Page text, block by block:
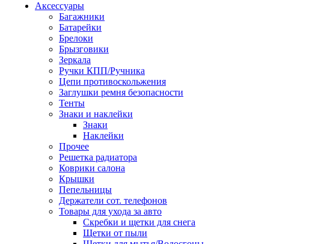
Аксессуары
Багажники
Батарейки
Брелоки
Брызговики
Зеркала
Ручки КПП/Ручника
Цепи противоскольжения
Заглушки ремня безопасности
Тенты
Знаки и наклейки
Знаки
Наклейки
Прочее
Решетка радиатора
Коврики салона
Крышки
Пепельницы
Держатели сот. телефонов
Товары для ухода за авто
Скребки и щетки для снега
Щетки от пыли